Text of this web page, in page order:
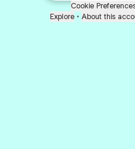
Cookie
Explore • About this